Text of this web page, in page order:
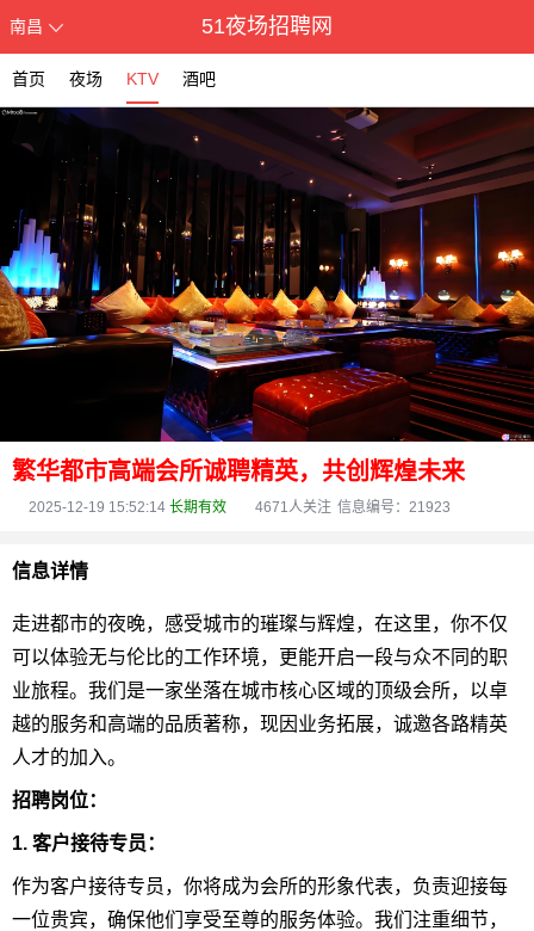
南昌 51夜场招聘网
首页 夜场 KTV 酒吧
繁华都市高端会所诚聘精英，共创辉煌未来
2025-12-19 15:52:14 长期有效 4671人关注 信息编号：21923
信息详情
走进都市的夜晚，感受城市的璀璨与辉煌，在这里，你不仅
可以体验无与伦比的工作环境，更能开启一段与众不同的职
业旅程。我们是一家坐落在城市核心区域的顶级会所，以卓
越的服务和高端的品质著称，现因业务拓展，诚邀各路精英
人才的加入。
招聘岗位：
1. 客户接待专员：
作为客户接待专员，你将成为会所的形象代表，负责迎接每
一位贵宾，确保他们享受至尊的服务体验。我们注重细节，